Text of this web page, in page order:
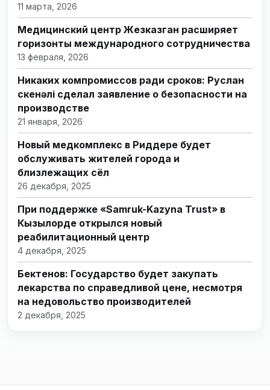
11 марта, 2026
Медицинский центр Жезказган расширяет
горизонты международного сотрудничества
13 февраля, 2026
Никаких компромиссов ради сроков: Руслан
Өскенәлі сделал заявление о безопасности на
производстве
21 января, 2026
Новый медкомплекс в Риддере будет
обслуживать жителей города и
близлежащих сёл
26 декабря, 2025
При поддержке «Samruk-Kazyna Trust» в
Кызылорде открылся новый
реабилитационный центр
4 декабря, 2025
Бектенов: Государство будет закупать
лекарства по справедливой цене, несмотря
на недовольство производителей
2 декабря, 2025